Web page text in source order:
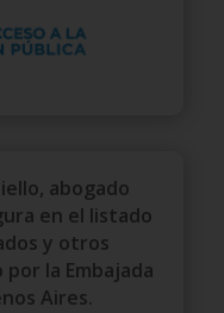
abogado
en el listado
y otros
la Embajada
Aires.